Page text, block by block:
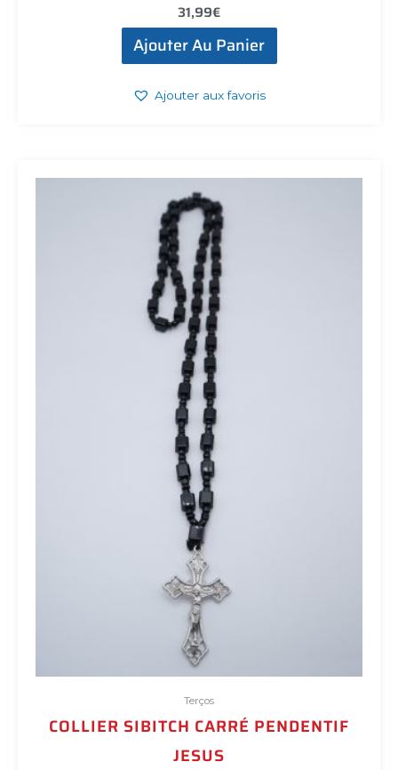
31,99€
Ajouter Au Panier
Ajouter aux favoris
Terços
COLLIER SIBITCH CARRÉ PENDENTIF
JESUS